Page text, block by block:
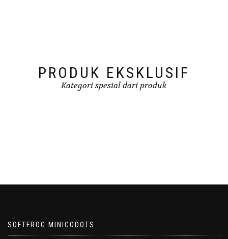
PRODUK EKSKLUSIF
Kategori spesial dari produk
SOFTFROG MINICODOTS